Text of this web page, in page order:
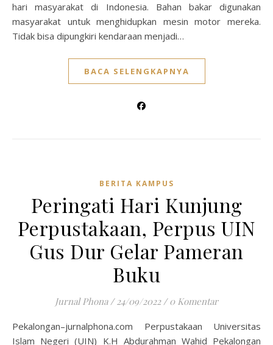
hari masyarakat di Indonesia. Bahan bakar digunakan
masyarakat untuk menghidupkan mesin motor mereka.
Tidak bisa dipungkiri kendaraan menjadi…
BACA SELENGKAPNYA
BERITA KAMPUS
Peringati Hari Kunjung
Perpustakaan, Perpus UIN
Gus Dur Gelar Pameran
Buku
Jurnal Phona / 24/09/2022 / 0 Komentar
Pekalongan–jurnalphona.com Perpustakaan Universitas
Islam Negeri (UIN) K.H Abdurahman Wahid Pekalongan